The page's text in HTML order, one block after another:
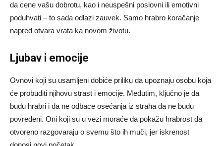
da cene vašu dobrotu, kao i neuspešni poslovni ili emotivni
poduhvati – to sada odlazi zauvek. Samo hrabro koračanje
napred otvara vrata ka novom životu.
Ljubav i emocije
Ovnovi koji su usamljeni dobiće priliku da upoznaju osobu koja
će probuditi njihovu strast i emocije. Međutim, ključno je da
budu hrabri i da ne odbace osećanja iz straha da ne budu
povređeni. Oni koji su u vezi moraće da pokažu hrabrost da
otvoreno razgovaraju o svemu što ih muči, jer iskrenost